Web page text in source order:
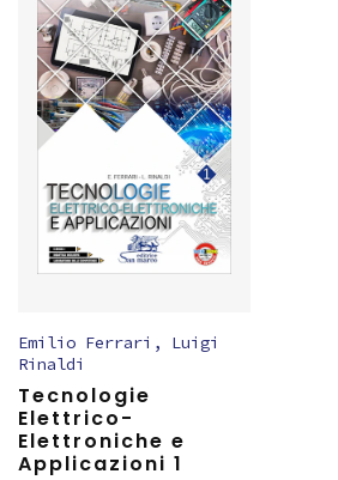
Emilio Ferrari , Luigi
Rinaldi
Tecnologie
Elettrico-
Elettroniche e
Applicazioni 1